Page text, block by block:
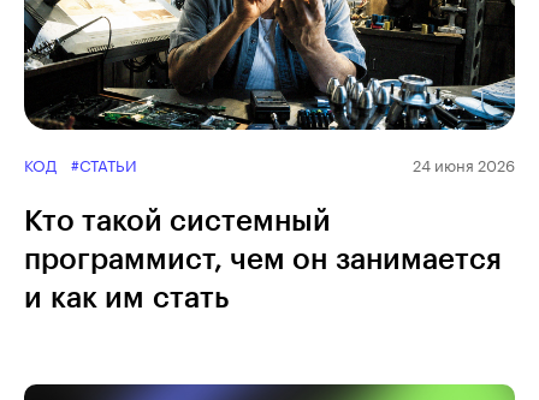
КОД #СТАТЬИ 24 июня 2026
Кто такой системный
программист, чем он занимается
и как им стать